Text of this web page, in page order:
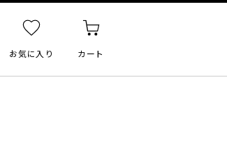
お気に入り カート